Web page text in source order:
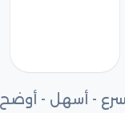
- أسهل - أوضح